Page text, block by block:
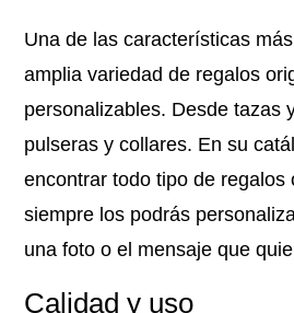
Una de las características
amplia variedad de regalos
personalizables. Desde tazas
pulseras y collares. En su
encontrar todo tipo de regalos
siempre los podrás
una foto o el mensaje que
Calidad y uso